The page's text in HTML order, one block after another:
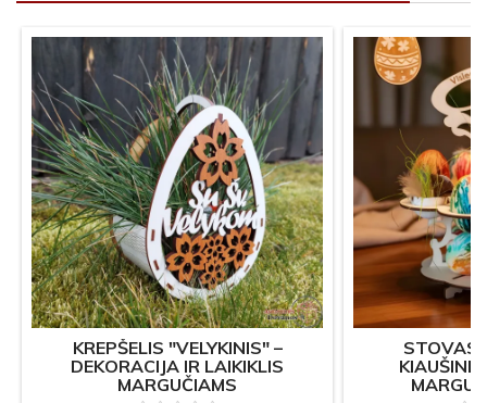
KREPŠELIS "VELYKINIS" –
DEKORACIJA IR LAIKIKLIS
MARGUČIAMS
STOVAS